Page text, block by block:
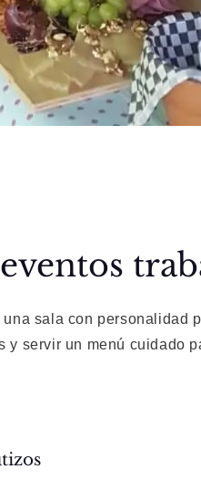
sala con personalidad
servir un menú cuidado